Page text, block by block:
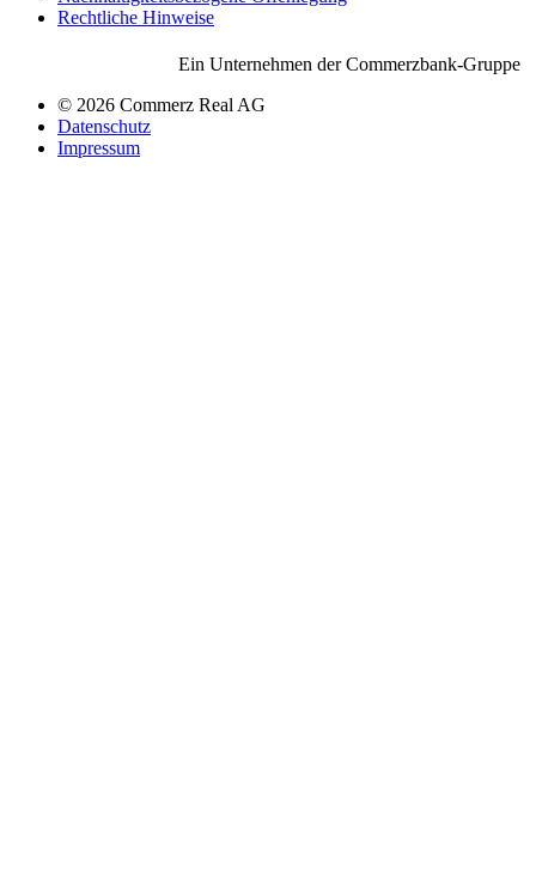
Rechtliche Hinweise
Ein Unternehmen der Commerzbank-Gruppe
© 2026 Commerz Real AG
Datenschutz
Impressum